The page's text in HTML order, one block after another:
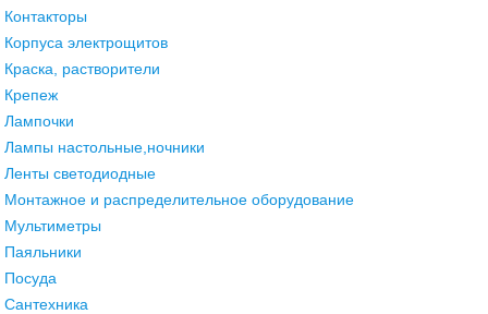
Контакторы
Корпуса электрощитов
Краска, растворители
Крепеж
Лампочки
Лампы настольные,ночники
Ленты светодиодные
Монтажное и распределительное оборудование
Мультиметры
Паяльники
Посуда
Сантехника